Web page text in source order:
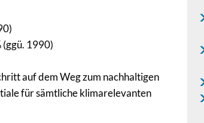
(ggü. 1990)
auf dem Weg zum nachhaltigen
für sämtliche klimarelevanten